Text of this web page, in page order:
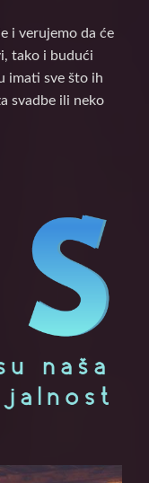
i verujemo da će
tako i budući
imati sve što ih
svadbe ili neko